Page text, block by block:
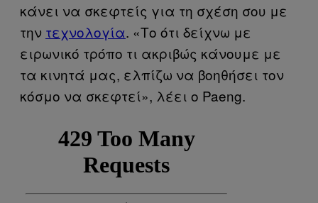
κάνει να σκεφτείς για τη σχέση σου με
την τεχνολογία. «Το ότι δείχνω με
ειρωνικό τρόπο τι ακριβώς κάνουμε με
τα κινητά μας, ελπίζω να βοηθήσει τον
κόσμο να σκεφτεί», λέει ο Paeng.